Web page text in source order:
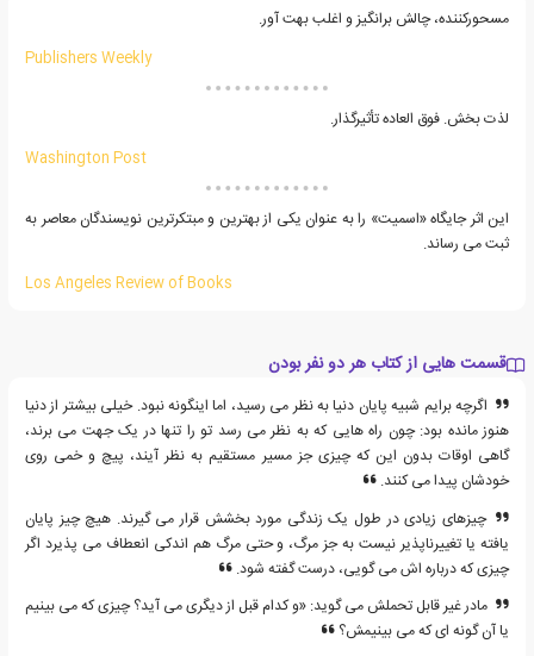
مسحورکننده، چالش برانگیز و اغلب بهت آور.
Publishers Weekly
لذت بخش. فوق العاده تأثیرگذار.
Washington Post
این اثر جایگاه «اسمیت» را به عنوان یکی از بهترین و مبتکرترین نویسندگان معاصر به
ثبت می رساند.
Los Angeles Review of Books
قسمت هایی از کتاب هر دو نفر بودن
اگرچه برایم شبیه پایان دنیا به نظر می رسید، اما اینگونه نبود. خیلی بیشتر از دنیا
هنوز مانده بود: چون راه هایی که به نظر می رسد تو را تنها در یک جهت می برند،
گاهی اوقات بدون این که چیزی جز مسیر مستقیم به نظر آیند، پیچ و خمی روی
خودشان پیدا می کنند.
چیزهای زیادی در طول یک زندگی مورد بخشش قرار می گیرند. هیچ چیز پایان
یافته یا تغییرناپذیر نیست به جز مرگ، و حتی مرگ هم اندکی انعطاف می پذیرد اگر
چیزی که درباره اش می گویی، درست گفته شود.
مادر غیر قابل تحملش می گوید: «و کدام قبل از دیگری می آید؟ چیزی که می بینیم
یا آن گونه ای که می بینیمش؟